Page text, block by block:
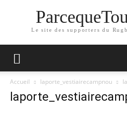
Le site des supporters du
Accueil laporte_vestiairecampnou